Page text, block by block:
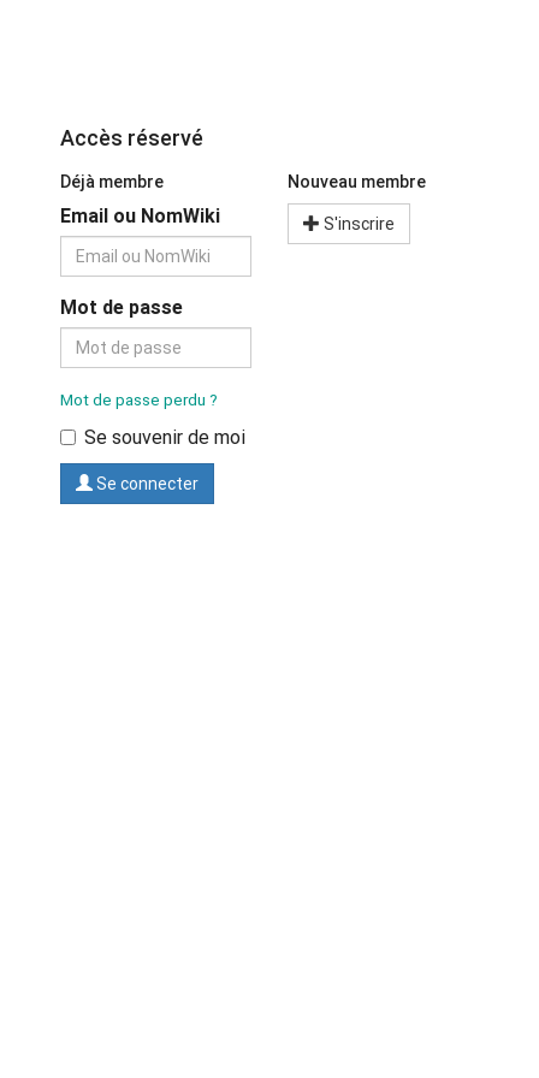
Accès réservé
Déjà membre
Email ou NomWiki
Mot de passe
Mot de passe perdu ?
Se souvenir de moi
Se connecter
Nouveau membre
S'inscrire